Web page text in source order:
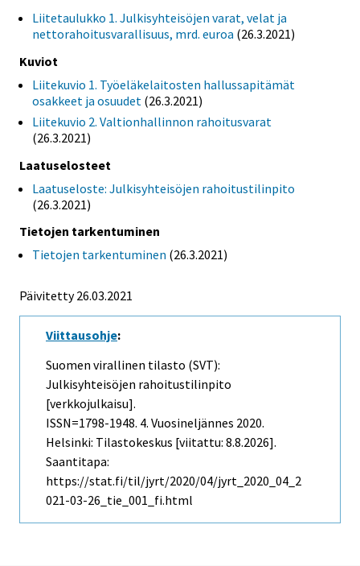
Liitetaulukko 1. Julkisyhteisöjen varat, velat ja
nettorahoitusvarallisuus, mrd. euroa (26.3.2021)
Kuviot
Liitekuvio 1. Työeläkelaitosten hallussapitämät
osakkeet ja osuudet (26.3.2021)
Liitekuvio 2. Valtionhallinnon rahoitusvarat
(26.3.2021)
Laatuselosteet
Laatuseloste: Julkisyhteisöjen rahoitustilinpito
(26.3.2021)
Tietojen tarkentuminen
Tietojen tarkentuminen (26.3.2021)
Päivitetty 26.03.2021
Viittausohje:
Suomen virallinen tilasto (SVT):
Julkisyhteisöjen rahoitustilinpito
[verkkojulkaisu].
ISSN=1798-1948. 4. Vuosineljännes 2020.
Helsinki: Tilastokeskus [viitattu: 8.8.2026].
Saantitapa:
https://stat.fi/til/jyrt/2020/04/jyrt_2020_04_2
021-03-26_tie_001_fi.html